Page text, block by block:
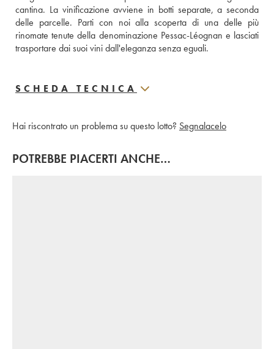
cantina. La vinificazione avviene in botti separate, a seconda
delle parcelle. Parti con noi alla scoperta di una delle più
rinomate tenute della denominazione Pessac-Léognan e lasciati
trasportare dai suoi vini dall'eleganza senza eguali.
SCHEDA TECNICA
Hai riscontrato un problema su questo lotto? Segnalacelo
POTREBBE PIACERTI ANCHE…